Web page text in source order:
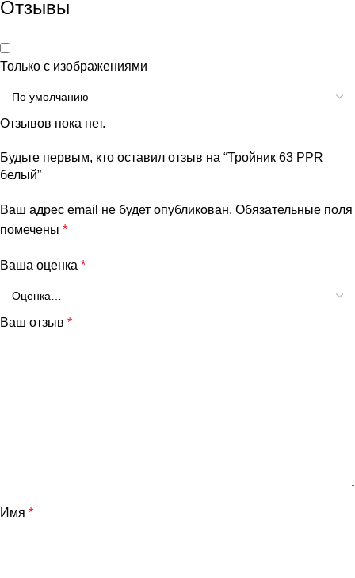
Отзывы
Только с изображениями
Отзывов пока нет.
Будьте первым, кто оставил отзыв на “Тройник 63 PPR
белый”
Ваш адрес email не будет опубликован. Обязательные поля
помечены *
Ваша оценка *
Ваш отзыв *
Имя *